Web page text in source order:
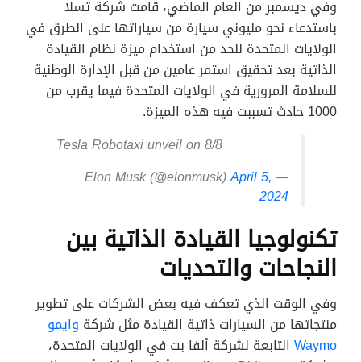
وفي ديسمبر من العام الماضي، قامت شركة تسلا
باستدعاء نحو مليوني سيارة من سياراتها على الطرق في
الولايات المتحدة للحد من استخدام ميزة نظام القيادة
الذاتية بعد تحقيق استمر عامين من قبل الإدارة الوطنية
للسلامة المرورية في الولايات المتحدة فيما يقرب من
1000 حادث تسببت فيه هذه الميزة.
Tesla Robotaxi unveil on 8/8
— Elon Musk (@elonmusk)
April 5,
2024
تكنولوجيا القيادة الذاتية بين
النجاحات والتحديات
وفي الوقت الذي تعكف فيه بعض الشركات على تطوير
منتجاتها من السيارات ذاتية القيادة مثل شركة وايمو
Waymo التابعة لشركة ألفا بت في الولايات المتحدة،